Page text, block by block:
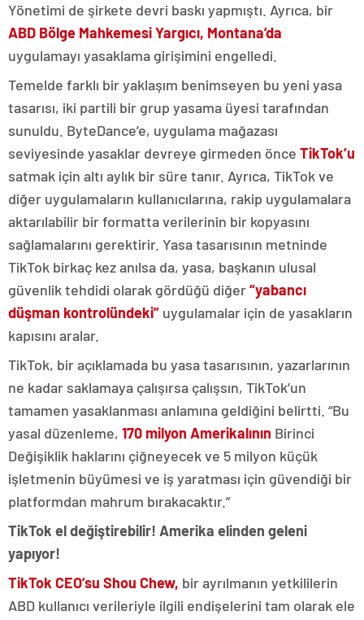
Yönetimi de şirkete devri baskı yapmıştı. Ayrıca, bir
ABD Bölge Mahkemesi Yargıcı, Montana’da
uygulamayı yasaklama girişimini engelledi.
Temelde farklı bir yaklaşım benimseyen bu yeni yasa
tasarısı, iki partili bir grup yasama üyesi tarafından
sunuldu. ByteDance’e, uygulama mağazası
seviyesinde yasaklar devreye girmeden önce TikTok’u
satmak için altı aylık bir süre tanır. Ayrıca, TikTok ve
diğer uygulamaların kullanıcılarına, rakip uygulamalara
aktarılabilir bir formatta verilerinin bir kopyasını
sağlamalarını gerektirir. Yasa tasarısının metninde
TikTok birkaç kez anılsa da, yasa, başkanın ulusal
güvenlik tehdidi olarak gördüğü diğer“yabancı
düşman kontrolündeki” uygulamalar için de yasakların
kapısını aralar.
TikTok, bir açıklamada bu yasa tasarısının, yazarlarının
ne kadar saklamaya çalışırsa çalışsın, TikTok’un
tamamen yasaklanması anlamına geldiğini belirtti. “Bu
yasal düzenleme, 170 milyon Amerikalının Birinci
Değişiklik haklarını çiğneyecek ve 5 milyon küçük
işletmenin büyümesi ve iş yaratması için güvendiği bir
platformdan mahrum bırakacaktır.”
TikTok el değiştirebilir! Amerika elinden geleni
yapıyor!
TikTok CEO’su Shou Chew, bir ayrılmanın yetkililerin
ABD kullanıcı verileriyle ilgili endişelerini tam olarak ele